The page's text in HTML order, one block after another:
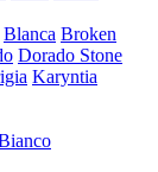
Blanca Broken
Dorado Stone
Karyntia